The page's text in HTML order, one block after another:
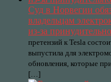
Суд в Норвегии
владельцам
из-за
претензий к Tesla
выпустила для
обновления, которые
[…]